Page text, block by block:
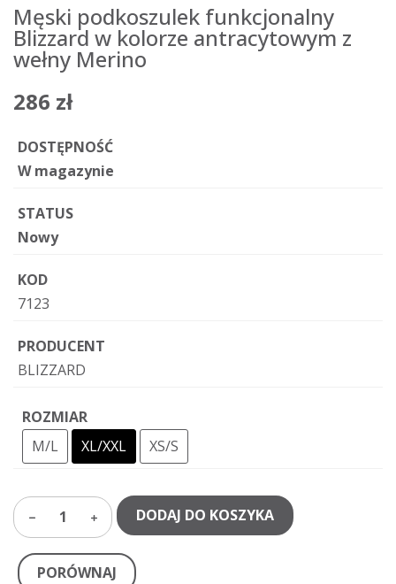
Męski podkoszulek funkcjonalny
Blizzard w kolorze antracytowym z
wełny Merino
286 zł
DOSTĘPNOŚĆ
W magazynie
STATUS
Nowy
KOD
7123
PRODUCENT
BLIZZARD
ROZMIAR
M/L
XL/XXL XS/S
1 DODAJ DO KOSZYKA
PORÓWNAJ